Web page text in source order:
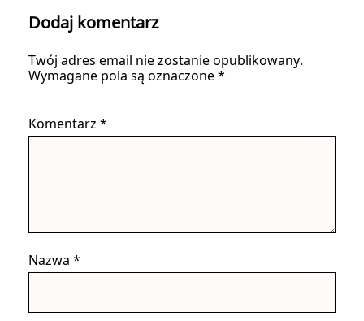
Dodaj komentarz
Twój adres email nie zostanie opublikowany.
Wymagane pola są oznaczone*
Komentarz *
Nazwa *